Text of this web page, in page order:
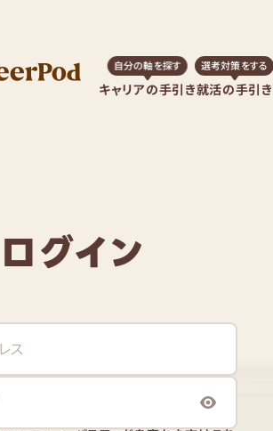
キャリアの手引き
自分の軸を探す
就活の手引き
選考対策をする
ログイン